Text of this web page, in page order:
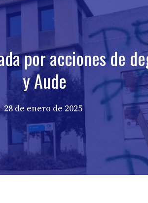
por acciones de
y Aude
28 de enero de 2025